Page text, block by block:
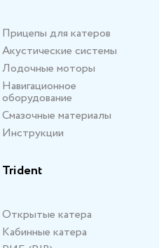
Прицепы для катеров
Акустические системы
Лодочные моторы
Навигационное
оборудование
Смазочные материалы
Инструкции
Trident
Открытые катера
Кабинные катера